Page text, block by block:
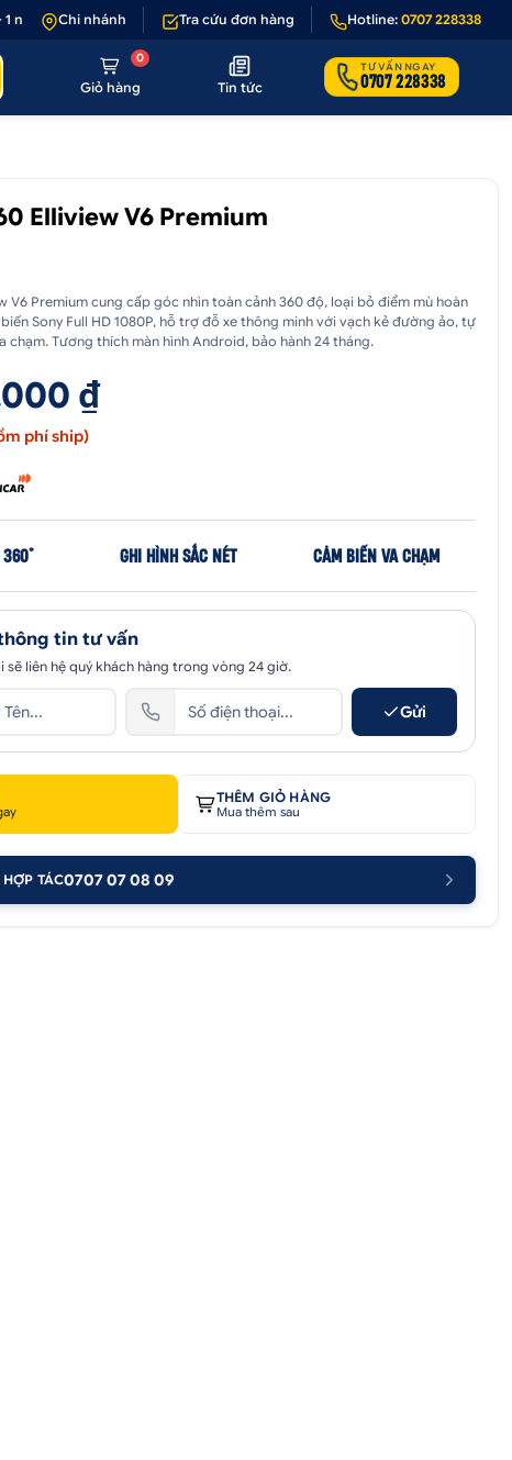
sản phẩm lỗi hoặc không đúng hình ảnh • Giảm 50.000₫ phí vận
Chi nhánh Tra cứu đơn hàng Hotline: 0707 228338
Giỏ hàng
0
Tin tức
TƯ VẤN NGAY
0707 228338
Elliview V6 Premium
V6 Premium cung cấp góc nhìn toàn cảnh 360 độ, loại bỏ điểm mù hoàn
Sony Full HD 1080P, hỗ trợ đỗ xe thông minh với vạch kẻ đường ảo, tự
chạm. Tương thích màn hình Android, bảo hành 24 tháng.
₫
phí ship)
360° GHI HÌNH SẮC NÉT CẢM BIẾN VA CHẠM
tin tư vấn
sẽ liên hệ quý khách hàng trong vòng 24 giờ.
Gửi
THÊM GIỎ HÀNG
Mua thêm sau
TÁC0707 07 08 09